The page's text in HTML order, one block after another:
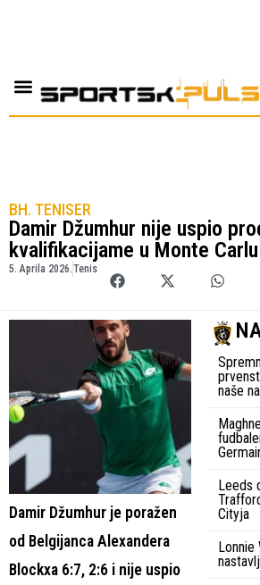
BH. TENISER
Damir Džumhur nije uspio
kvalifikacijame u Monte Carlu
5. Aprila 2026.Tenis
Damir Džumhur je poražen
od Belgijanca Alexandera
Blockxa 6:7, 2:6 i nije uspio
naše
Leeds
Cityja